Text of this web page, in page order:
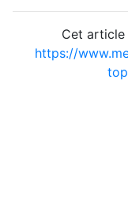
Cet article
https://